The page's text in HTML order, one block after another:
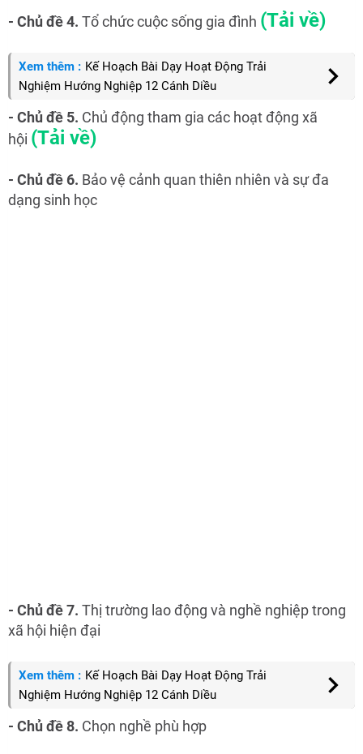
- Chủ đề 4. Tổ chức cuộc sống gia đình (Tải về)
Xem thêm : Kế Hoạch Bài Dạy Hoạt Động Trải
Nghiệm Hướng Nghiệp 12 Cánh Diều
- Chủ đề 5. Chủ động tham gia các hoạt động xã
hội (Tải về)
- Chủ đề 6. Bảo vệ cảnh quan thiên nhiên và sự đa
dạng sinh học
- Chủ đề 7. Thị trường lao động và nghề nghiệp trong
xã hội hiện đại
Xem thêm : Kế Hoạch Bài Dạy Hoạt Động Trải
Nghiệm Hướng Nghiệp 12 Cánh Diều
- Chủ đề 8. Chọn nghề phù hợp